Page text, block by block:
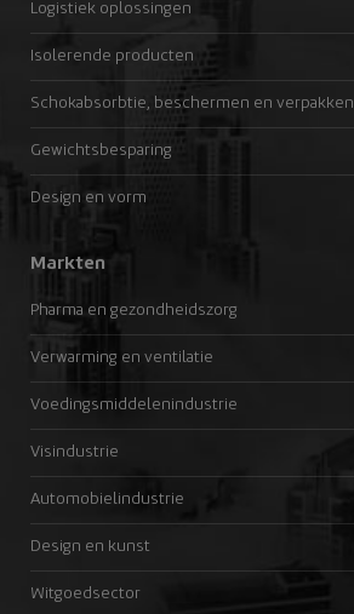
Logistiek oplossingen
Isolerende producten
Schokabsorbtie, beschermen en verpakken
Gewichtsbesparing
Design en vorm
Markten
Pharma en gezondheidszorg
Verwarming en ventilatie
Voedingsmiddelenindustrie
Visindustrie
Automobielindustrie
Design en kunst
Witgoedsector